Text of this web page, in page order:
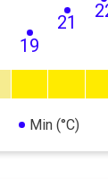
19
21
Min (°C)